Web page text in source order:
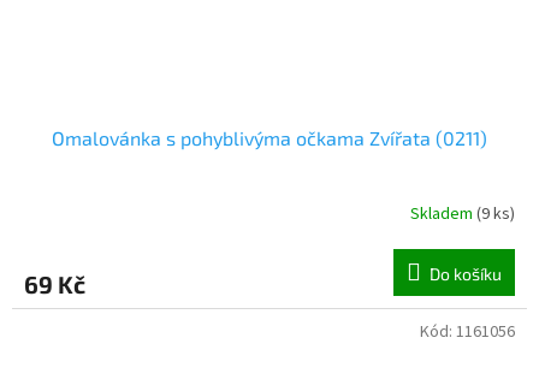
Omalovánka s pohyblivýma očkama Zvířata (0211)
Skladem (9 ks)
69 Kč Do košíku
Kód: 1161056